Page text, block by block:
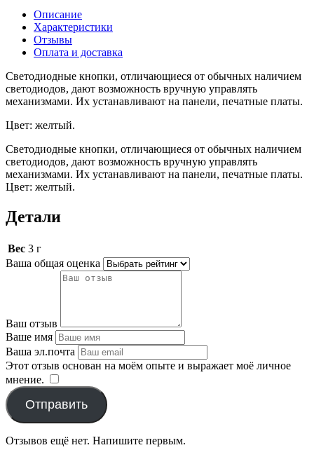
Описание
Характеристики
Отзывы
Оплата и доставка
Светодиодные кнопки, отличающиеся от обычных наличием
светодиодов, дают возможность вручную управлять
механизмами. Их устанавливают на панели, печатные платы.
Цвет: желтый.
Светодиодные кнопки, отличающиеся от обычных наличием
светодиодов, дают возможность вручную управлять
механизмами. Их устанавливают на панели, печатные платы.
Цвет: желтый.
Детали
Вес 3 г
Ваша общая оценка
Ваш отзыв
Ваше имя
Ваша эл.почта
Этот отзыв основан на моём опыте и выражает моё личное
мнение.
Отправить
Отзывов ещё нет. Напишите первым.